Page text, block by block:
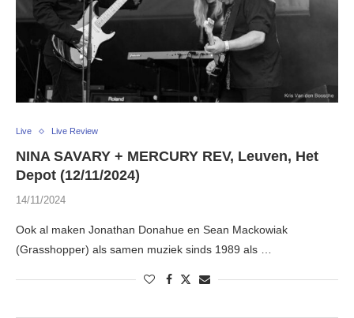
Live Live Review
NINA SAVARY + MERCURY REV, Leuven, Het
Depot (12/11/2024)
14/11/2024
Ook al maken Jonathan Donahue en Sean Mackowiak
(Grasshopper) als samen muziek sinds 1989 als …